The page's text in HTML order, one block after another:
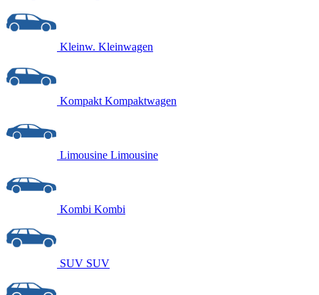
Kleinw. Kleinwagen
Kompakt Kompaktwagen
Limousine Limousine
Kombi Kombi
SUV SUV